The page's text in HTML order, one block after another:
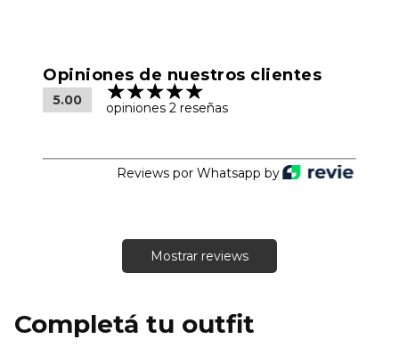
Opiniones de nuestros clientes
5.00 opiniones 2 reseñas
Reviews por Whatsapp by
Mostrar reviews